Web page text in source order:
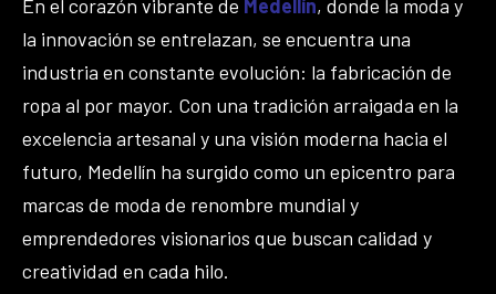
En el corazón vibrante de Medellín, donde la moda y
la innovación se entrelazan, se encuentra una
industria en constante evolución: la fabricación de
ropa al por mayor. Con una tradición arraigada en la
excelencia artesanal y una visión moderna hacia el
futuro, Medellín ha surgido como un epicentro para
marcas de moda de renombre mundial y
emprendedores visionarios que buscan calidad y
creatividad en cada hilo.